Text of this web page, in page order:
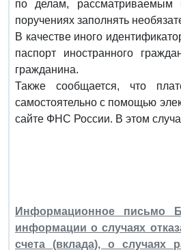
по делам,
поручениях заполнять
В качестве иного
паспорт иностранного
гражданина.
Также сообщается, что
самостоятельно с помощью
сайте ФНС России. В этом
Информационное письмо
информации о случаях
счета (вклада), о случаях